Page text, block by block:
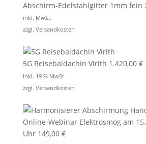
Abschirm-Edelstahlgitter 1mm fein
inkl. MwSt.
zzgl. Versandkosten
5G Reisebaldachin Virith 1.420,00 €
inkl. 19 % MwSt.
zzgl. Versandkosten
Online-Webinar Elektrosmog am
Uhr 149,00 €